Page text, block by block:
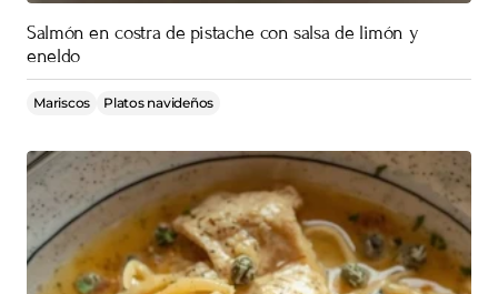
Salmón en costra de pistache con salsa de limón y
eneldo
Mariscos Platos navideños